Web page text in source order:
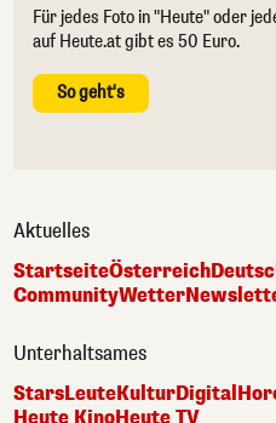
Für jedes Foto in "Heute" oder
auf Heute.at gibt es 50 Euro.
So geht's
Aktuelles
StartseiteÖsterreich
CommunityWetter
Unterhaltsames
StarsLeuteKulturDigital
Heute KinoHeute TV